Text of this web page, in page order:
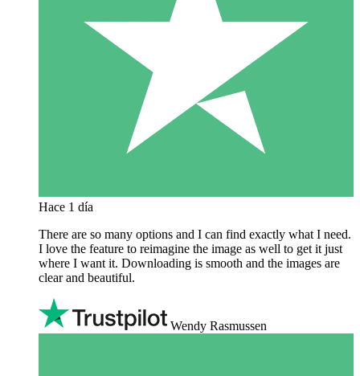
Hace 1 día
There are so many options and I can find exactly what I need.
I love the feature to reimagine the image as well to get it just
where I want it. Downloading is smooth and the images are
clear and beautiful.
Wendy Rasmussen